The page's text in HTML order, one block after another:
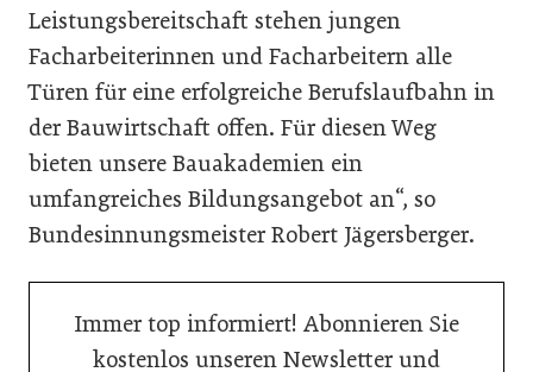
Leistungsbereitschaft stehen jungen
Facharbeiterinnen und Facharbeitern alle
Türen für eine erfolgreiche Berufslaufbahn in
der Bauwirtschaft offen. Für diesen Weg
bieten unsere Bauakademien ein
umfangreiches Bildungsangebot an“, so
Bundesinnungsmeister Robert Jägersberger.
Immer top informiert! Abonnieren Sie
kostenlos unseren Newsletter und